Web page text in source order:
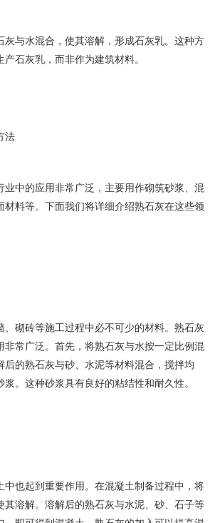
灰与水混合，使其溶解，形成石灰乳。这种方
石灰乳，而非作为建筑材料。
法
业中的应用非常广泛，主要用作砌筑砂浆、混
材料等。下面我们将详细介绍熟石灰在这些领
、砌砖等施工过程中必不可少的材料。熟石灰
非常广泛。首先，将熟石灰与水按一定比例混
后的熟石灰与砂、水泥等材料混合，搅拌均
。这种砂浆具有良好的粘结性和耐久性。
中也起到重要作用。在混凝土制备过程中，将
其溶解。溶解后的熟石灰与水泥、砂、石子等